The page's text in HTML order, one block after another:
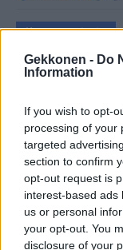
Gekkonen - Do
Information
If you wish to opt-
processing of your
targeted
section to confirm
opt-out request is
interest-based ads
us or personal
your opt-out. You
disclosure of your
Kommenttiosio
Heräsikö
✨ Nimikone